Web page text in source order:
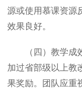
源或使用慕课资源
效果良好。
（四）教学成效
加过省部级以上教
果奖励。团队应重